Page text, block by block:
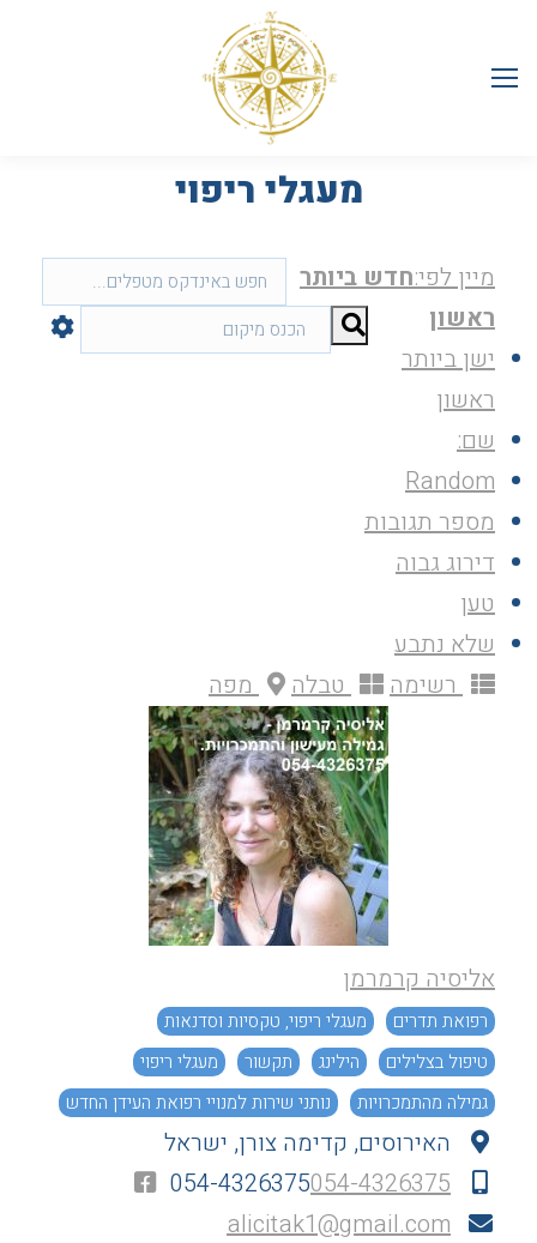
מעגלי ריפוי
מיין לפי:חדש ביותר
ראשון
ישן ביותר
ראשון
שם:
Random
מספר תגובות
דירוג גבוה
טען
שלא נתבע
רשימה
טבלה מפה
אליסיה קרמרמן
רפואת תדרים
מעגלי ריפוי, טקסיות וסדנאות
טיפול בצלילים
הילינג תקשור
מעגלי ריפוי
גמילה מהתמכרויות
נותני שירות למנויי רפואת העידן החדש
הגשמה עצמית וחיבור לייעוד
האירוסים, קדימה צורן, ישראל
054-4326375054-4326375
alicitak1@gmail.com